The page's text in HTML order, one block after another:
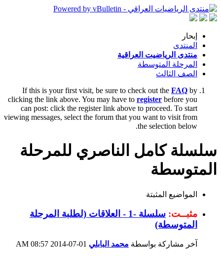
إبحار
المنتدى
منتدى الرياضيت العراقية
المرحلة المتوسطة
الصف الثالث
If this is your first visit, be sure to check out the FAQ by
clicking the link above. You may have to register before you
can post: click the register link above to proceed. To start
viewing messages, select the forum that you want to visit from
the selection below.
سلسلة كامل الناصري للمرحلة
المتوسطة
المواضيع المثبتة
مثبــت:
سلسلة -1 - العلاقات (لطلبة المرحلة
المتوسطة)
آخر مشاركة بواسطة محمد البابلي
08:57 AM